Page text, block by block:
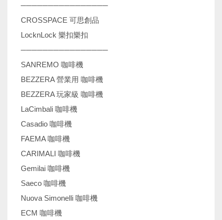
────────────────
CROSSPACE 可思創品
LocknLock 樂扣樂扣
────────────────
SANREMO 咖啡機
BEZZERA 營業用 咖啡機
BEZZERA 玩家級 咖啡機
LaCimbali 咖啡機
Casadio 咖啡機
FAEMA 咖啡機
CARIMALI 咖啡機
Gemilai 咖啡機
Saeco 咖啡機
Nuova Simonelli 咖啡機
ECM 咖啡機